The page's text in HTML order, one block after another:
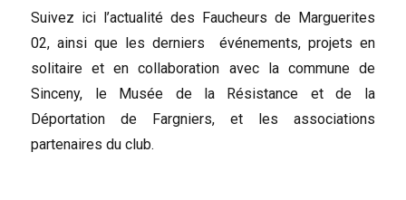
Suivez ici l’actualité des Faucheurs de Marguerites
02, ainsi que les derniers événements, projets en
solitaire et en collaboration avec la commune de
Sinceny, le Musée de la Résistance et de la
Déportation de Fargniers, et les associations
partenaires du club.